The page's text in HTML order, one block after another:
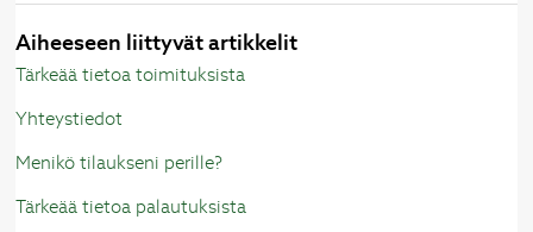
Aiheeseen liittyvät artikkelit
Tärkeää tietoa toimituksista
Yhteystiedot
Menikö tilaukseni perille?
Tärkeää tietoa palautuksista